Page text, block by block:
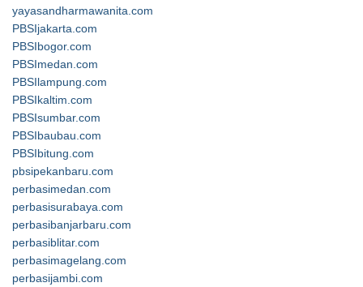
yayasandharmawanita.com
PBSIjakarta.com
PBSIbogor.com
PBSImedan.com
PBSIlampung.com
PBSIkaltim.com
PBSIsumbar.com
PBSIbaubau.com
PBSIbitung.com
pbsipekanbaru.com
perbasimedan.com
perbasisurabaya.com
perbasibanjarbaru.com
perbasiblitar.com
perbasimagelang.com
perbasijambi.com